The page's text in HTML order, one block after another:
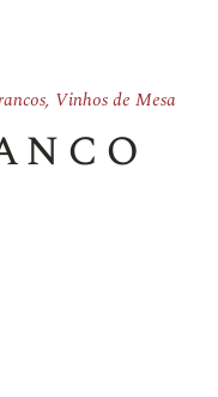
, Vinhos de Mesa